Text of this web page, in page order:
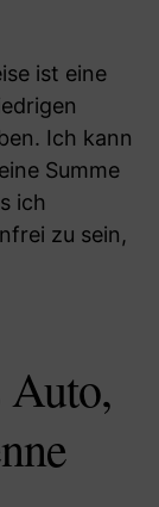
ist eine
Ich kann
Summe
ich
zu sein,
Auto,